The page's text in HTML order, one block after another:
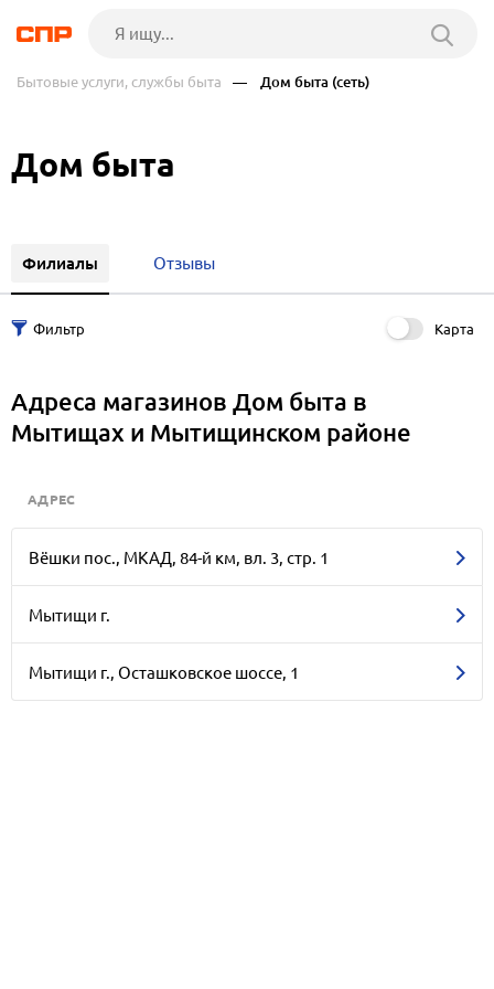
Бытовые услуги, службы быта — Дом быта (сеть)
Дом быта
Филиалы Отзывы
Карта
Адреса магазинов Дом быта в
Мытищах и Мытищинском районе
АДРЕС
Вёшки пос., МКАД, 84-й км, вл. 3, стр. 1
Мытищи г.
Мытищи г., Осташковское шоссе, 1